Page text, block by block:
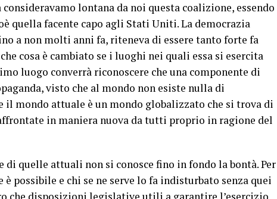
consideravamo lontana da noi questa coalizione, essendo
quella facente capo agli Stati Uniti. La democrazia
a non molti anni fa, riteneva di essere tanto forte fa
cosa è cambiato se i luoghi nei quali essa si esercita
luogo converrà riconoscere che una componente di
visto che al mondo non esiste nulla di
il mondo attuale è un mondo globalizzato che si trova di
in maniera nuova da tutti proprio in ragione del
di quelle attuali non si conosce fino in fondo la bontà. Per
è possibile e chi se ne serve lo fa indisturbato senza quei